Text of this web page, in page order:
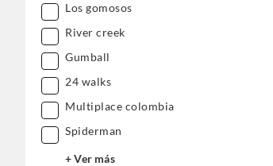
Los gomosos
River creek
Gumball
24 walks
Multiplace colombia
Spiderman
+ Ver más